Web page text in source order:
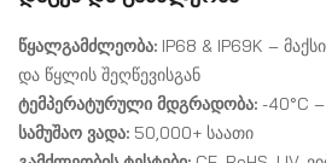
წყალგამძლეობა: IP68 & IP69K –
და წყლის შეღწევისგან
ტემპერატურული მდგრადობა: -40°C
სამუშაო ვადა: 50,000+ საათი